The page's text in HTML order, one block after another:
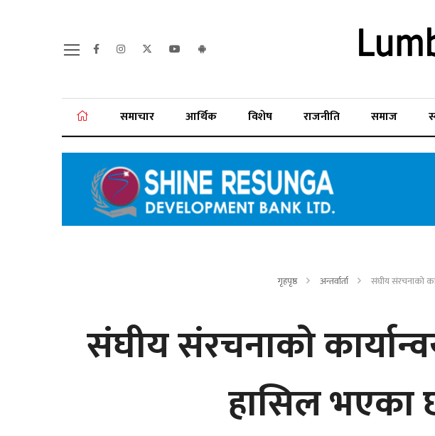
समाचार आर्थिक विशेष राजनीति समाज
गृहपृष्ठ अन्तर्वार्ता संघीय संरचनाको
संघीय संरचनाको
हासिल भएका